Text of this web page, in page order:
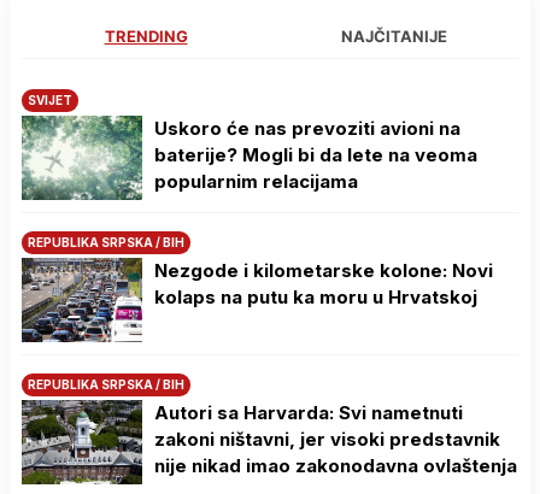
TRENDING NAJČITANIJE
SVIJET
Uskoro će nas prevoziti avioni na
baterije? Mogli bi da lete na veoma
popularnim relacijama
REPUBLIKA SRPSKA / BIH
Nezgode i kilometarske kolone: Novi
kolaps na putu ka moru u Hrvatskoj
REPUBLIKA SRPSKA / BIH
Autori sa Harvarda: Svi nametnuti
zakoni ništavni, jer visoki predstavnik
nije nikad imao zakonodavna ovlaštenja